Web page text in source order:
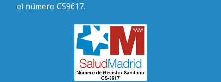
el número CS9617.